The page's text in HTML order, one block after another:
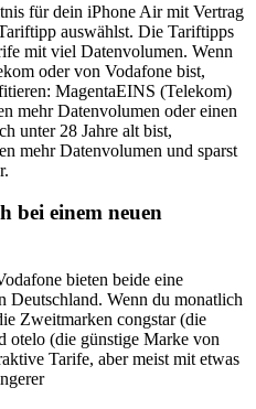
für dein iPhone Air mit Vertrag
auswählst. Die Tariftipps
mit viel Datenvolumen. Wenn
oder von Vodafone bist,
MagentaEINS (Telekom)
mehr Datenvolumen oder einen
unter 28 Jahre alt bist,
mehr Datenvolumen und sparst
bei einem neuen
bieten beide eine
Deutschland. Wenn du monatlich
Zweitmarken congstar (die
otelo (die günstige Marke von
Tarife, aber meist mit etwas